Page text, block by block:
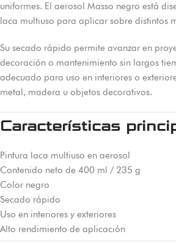
uniformes. El aerosol Masso negro está
laca multiuso para aplicar sobre distintos
Su secado rápido permite avanzar en
decoración o mantenimiento sin largos
adecuado para uso en interiores o
metal, madera u objetos decorativos.
Características
Pintura laca multiuso en aerosol
Contenido neto de 400 ml / 235 g
Color negro
Secado rápido
Uso en interiores y exteriores
Alto rendimiento de aplicación